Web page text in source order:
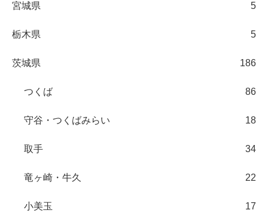
宮城県 5
栃木県 5
茨城県 186
つくば 86
守谷・つくばみらい 18
取手 34
竜ヶ崎・牛久 22
小美玉 17